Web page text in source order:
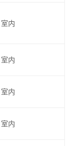
室内
室内
室内
室内